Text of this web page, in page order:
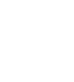
im Pool und wie